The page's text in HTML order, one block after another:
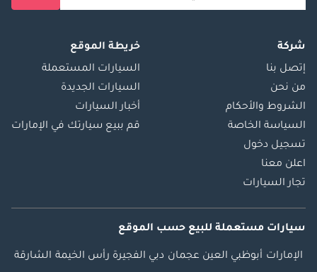
شركة
إتصل بنا
من نحن
الشروط والأحكام
السياسة الخاصة
تسجيل دخول
اعلن معنا
تجار السيارات
خريطة الموقع
السيارات المستعملة
السيارات الجديدة
أخبار السيارات
قم ببيع سيارتك في الإمارات
سيارات مستعملة للبيع حسب الموقع
الإمارات أبوظبي العين عجمان دبي الفجيرة رأس الخيمة الشارقة